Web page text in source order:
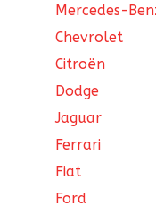
Mercedes-
Chevrolet
Citroën
Dodge
Jaguar
Ferrari
Fiat
Ford